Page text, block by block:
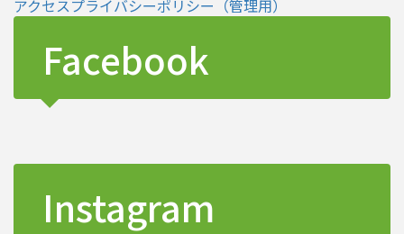
アクセスプライバシーポリシー （管理用）
Facebook
Instagram